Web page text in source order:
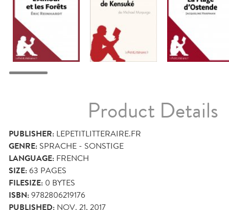
Product Details
PUBLISHER: LEPETITLITTERAIRE.FR
GENRE: SPRACHE - SONSTIGE
LANGUAGE: FRENCH
SIZE:63 PAGES
FILESIZE: 0 BYTES
ISBN:9782806219176
NOV. 21, 2017